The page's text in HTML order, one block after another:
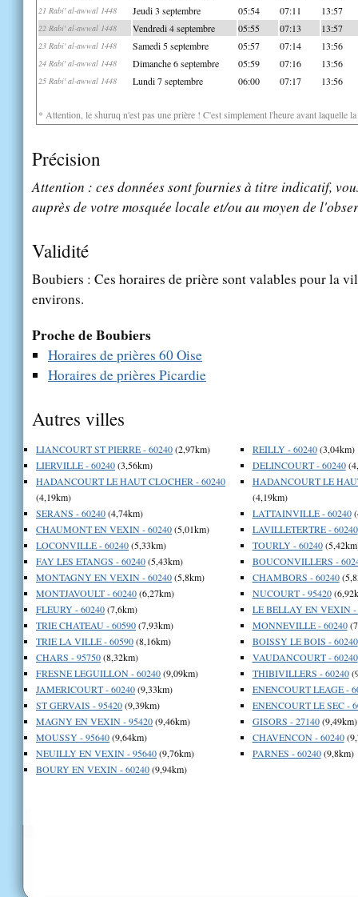
21 Rabi' al-awwal 1448 Jeudi 3 septembre 05:54 07:11 13:57
22 Rabi' al-awwal 1448 Vendredi 4 septembre 05:55 07:13 13:57
23 Rabi' al-awwal 1448 Samedi 5 septembre 05:57 07:14 13:56
24 Rabi' al-awwal 1448 Dimanche 6 septembre 05:59 07:16 13:56
25 Rabi' al-awwal 1448 Lundi 7 septembre 06:00 07:17 13:56
* Attention, le shuruq n'est pas une prière ! C'est simplement l'heure avant laquelle
Précision
Attention : ces données sont fournies à titre indicatif,
auprès de votre mosquée locale et/ou au moyen de
Validité
Boubiers : Ces horaires de prière sont valables pour la
environs.
Proche de Boubiers
Horaires de prières 60 Oise
Horaires de prières Picardie
Autres villes
LIANCOURT ST PIERRE - 60240(2,97km)
LIERVILLE - 60240(3,56km)
HADANCOURT LE HAUT CLOCHER - 60240
(4,19km)
SERANS - 60240(4,74km)
CHAUMONT EN VEXIN - 60240(5,01km)
LOCONVILLE - 60240(5,33km)
FAY LES ETANGS - 60240(5,43km)
MONTAGNY EN VEXIN - 60240(5,8km)
MONTJAVOULT - 60240(6,27km)
FLEURY - 60240(7,6km)
TRIE CHATEAU - 60590(7,93km)
TRIE LA VILLE - 60590(8,16km)
CHARS - 95750(8,32km)
FRESNE LEGUILLON - 60240(9,09km)
JAMERICOURT - 60240(9,33km)
ST GERVAIS - 95420(9,39km)
MAGNY EN VEXIN - 95420(9,46km)
MOUSSY - 95640(9,64km)
NEUILLY EN VEXIN - 95640(9,76km)
BOURY EN VEXIN - 60240(9,94km)
REILLY - 60240(3,04km)
DELINCOURT - 60240
HADANCOURT LE
(4,19km)
LATTAINVILLE - 60240
LAVILLETERTRE - 60240
TOURLY - 60240
BOUCONVILLERS -
CHAMBORS - 60240
NUCOURT - 95420
LE BELLAY EN VEXIN -
MONNEVILLE - 60240
BOISSY LE BOIS - 60240
VAUDANCOURT - 60240
THIBIVILLERS - 60240
ENENCOURT LEAGE -
ENENCOURT LE SEC -
GISORS - 27140(9,49km)
CHAVENCON - 60240
PARNES - 60240(9,8km)